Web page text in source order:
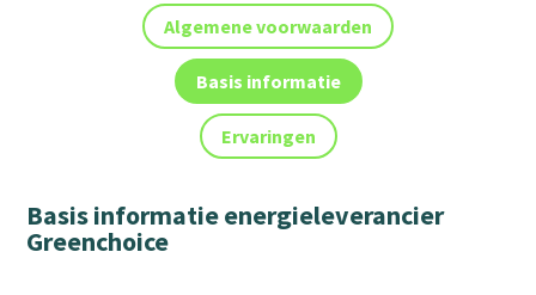
Algemene voorwaarden
Basis informatie
Ervaringen
Basis informatie energieleverancier
Greenchoice